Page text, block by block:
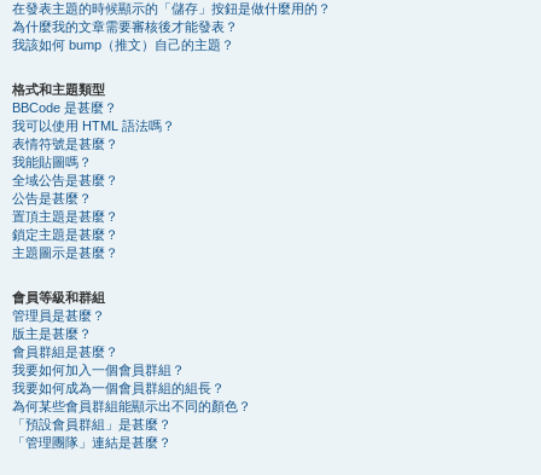
在發表主題的時候顯示的「儲存」按鈕是做什麼用的？
為什麼我的文章需要審核後才能發表？
我該如何 bump（推文）自己的主題？
格式和主題類型
BBCode 是甚麼？
我可以使用 HTML 語法嗎？
表情符號是甚麼？
我能貼圖嗎？
全域公告是甚麼？
公告是甚麼？
置頂主題是甚麼？
鎖定主題是甚麼？
主題圖示是甚麼？
會員等級和群組
管理員是甚麼？
版主是甚麼？
會員群組是甚麼？
我要如何加入一個會員群組？
我要如何成為一個會員群組的組長？
為何某些會員群組能顯示出不同的顏色？
「預設會員群組」是甚麼？
「管理團隊」連結是甚麼？